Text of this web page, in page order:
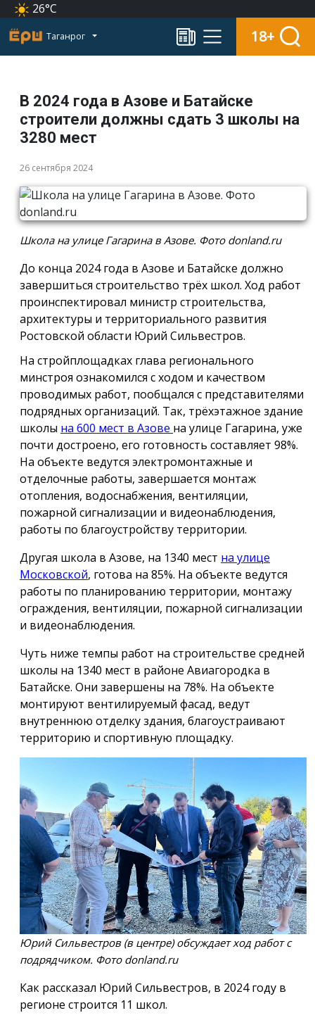
26°C
Таганрог 18+
В 2024 года в Азове и Батайске
строители должны сдать 3 школы на
3280 мест
26 сентября 2024
Школа на улице Гагарина в Азове. Фото donland.ru
До конца 2024 года в Азове и Батайске должно
завершиться строительство трёх школ. Ход работ
проинспектировал министр строительства,
архитектуры и территориального развития
Ростовской области Юрий Сильвестров.
На стройплощадках глава регионального
минстроя ознакомился с ходом и качеством
проводимых работ, пообщался с представителями
подрядных организаций. Так, трёхэтажное здание
школы на 600 мест в Азове на улице Гагарина, уже
почти достроено, его готовность составляет 98%.
На объекте ведутся электромонтажные и
отделочные работы, завершается монтаж
отопления, водоснабжения, вентиляции,
пожарной сигнализации и видеонаблюдения,
работы по благоустройству территории.
Другая школа в Азове, на 1340 мест на улице
Московской, готова на 85%. На объекте ведутся
работы по планированию территории, монтажу
ограждения, вентиляции, пожарной сигнализации
и видеонаблюдения.
Чуть ниже темпы работ на строительстве средней
школы на 1340 мест в районе Авиагородка в
Батайске. Они завершены на 78%. На объекте
монтируют вентилируемый фасад, ведут
внутреннюю отделку здания, благоустраивают
территорию и спортивную площадку.
Юрий Сильвестров (в центре) обсуждает ход работ с
подрядчиком. Фото donland.ru
Как рассказал Юрий Сильвестров, в 2024 году в
регионе строится 11 школ.